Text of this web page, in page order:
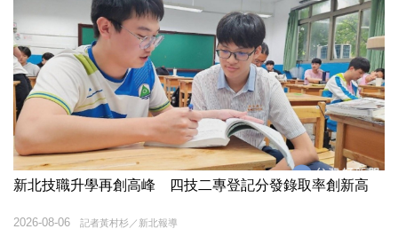
新北技職升學再創高峰 四技二專登記分發錄取率創新高
記者黃村杉／新北報導
2026-08-06